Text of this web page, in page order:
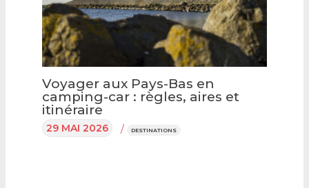
Voyager aux Pays-Bas en
camping-car : règles, aires et
itinéraire
29 MAI 2026 / DESTINATIONS